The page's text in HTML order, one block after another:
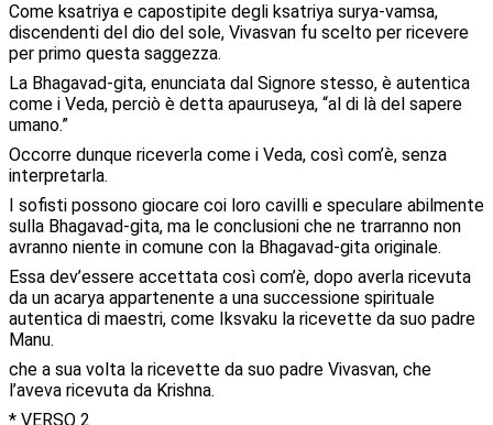
Come ksatriya e capostipite degli ksatriya surya-vamsa,
discendenti del dio del sole, Vivasvan fu scelto per ricevere
per primo questa saggezza.
La Bhagavad-gita, enunciata dal Signore stesso, è autentica
come i Veda, perciò è detta apauruseya, “al di là del sapere
umano.”
Occorre dunque riceverla come i Veda, così com’è, senza
interpretarla.
I sofisti possono giocare coi loro cavilli e speculare abilmente
sulla Bhagavad-gita, ma le conclusioni che ne trarranno non
avranno niente in comune con la Bhagavad-gita originale.
Essa dev’essere accettata così com’è, dopo averla ricevuta
da un acarya appartenente a una successione spirituale
autentica di maestri, come Iksvaku la ricevette da suo padre
Manu.
che a sua volta la ricevette da suo padre Vivasvan, che
l’aveva ricevuta da Krishna.
* VERSO 2